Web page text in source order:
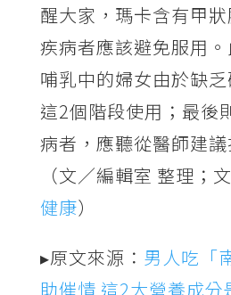
醒大家，瑪卡含有甲
疾病者應該避免服用
哺乳中的婦女由於缺
這2個階段使用；最後
病者，應聽從醫師建議
（文／編輯室 整理；
健康）
▸原文來源： 男人吃「
助催情 這2大營養成分